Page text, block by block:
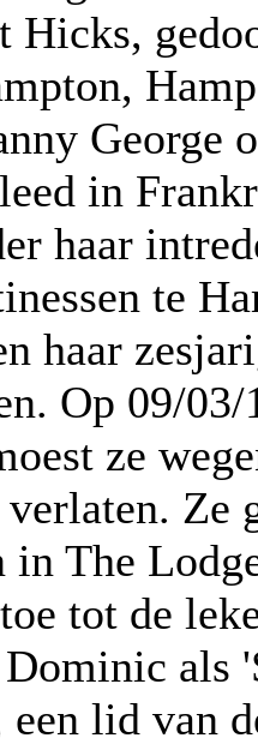
Hicks,
George
in
haar
te
haar
Op 09/03/
ze
Ze
in The
tot de
als
lid van